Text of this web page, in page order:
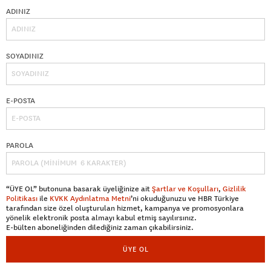
ADINIZ
SOYADINIZ
E-POSTA
PAROLA
“ÜYE OL” butonuna basarak üyeliğinize aitŞartlar ve Koşulları, Gizlilik
Politikası ile KVKK Aydınlatma Metni’ni okuduğunuzu ve HBR Türkiye
tarafından size özel oluşturulan hizmet, kampanya ve promosyonlara
yönelik elektronik posta almayı kabul etmiş sayılırsınız.
E-bülten aboneliğinden dilediğiniz zaman çıkabilirsiniz.
ÜYE OL